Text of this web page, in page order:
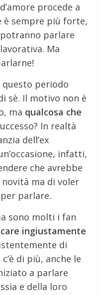
procede a
è sempre più forte,
parlare
Ma
questo periodo
sè. Il motivo non è
ma qualcosa che
In realtà
dell’ex
infatti,
che avrebbe
ma di voler
parlare.
sono molti i fan
ingiustamente
di
di più, anche le
a parlare
e della loro